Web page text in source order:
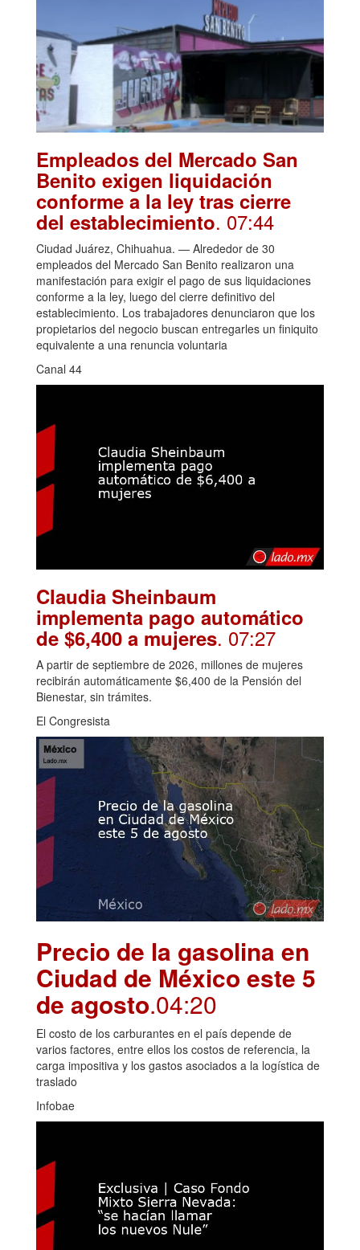
Empleados del Mercado San
Benito exigen liquidación
conforme a la ley tras cierre
del establecimiento. 07:44
Ciudad Juárez, Chihuahua. — Alrededor de 30
empleados del Mercado San Benito realizaron una
manifestación para exigir el pago de sus liquidaciones
conforme a la ley, luego del cierre definitivo del
establecimiento. Los trabajadores denunciaron que los
propietarios del negocio buscan entregarles un finiquito
equivalente a una renuncia voluntaria
Canal 44
Claudia Sheinbaum
implementa pago automático
de $6,400 a mujeres. 07:27
A partir de septiembre de 2026, millones de mujeres
recibirán automáticamente $6,400 de la Pensión del
Bienestar, sin trámites.
El Congresista
Precio de la gasolina en
Ciudad de México este 5
de agosto.04:20
El costo de los carburantes en el país depende de
varios factores, entre ellos los costos de referencia, la
carga impositiva y los gastos asociados a la logística de
traslado
Infobae